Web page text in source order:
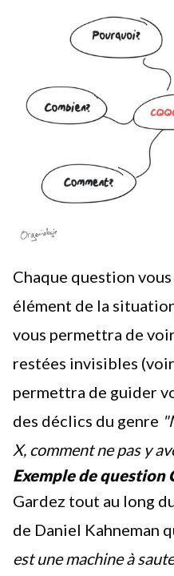
Chaque question
élément de la
vous permettra de
restées invisibles
permettra de guider
des déclics du genre
X, comment ne pas y
Exemple de question
Gardez tout au long
de Daniel Kahneman
est une machine à